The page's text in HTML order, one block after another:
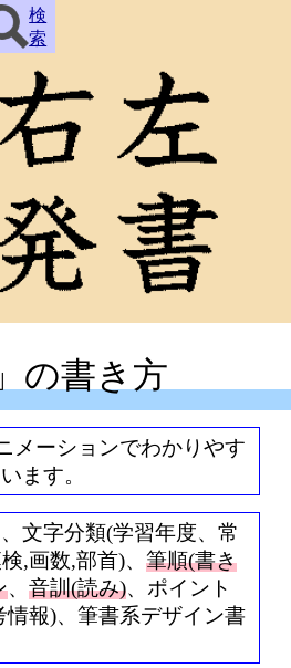
検
索
の書き方
メーションでわかりやす
ます。
文字分類(学習年度、常
,画数,部首)、 筆順(書き
、 音訓(読み)、ポイント
報)、筆書系デザイン書